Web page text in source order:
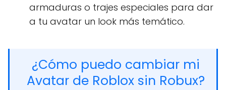
armaduras o trajes especiales para dar
a tu avatar un look más temático.
¿Cómo puedo cambiar mi
Avatar de Roblox sin Robux?